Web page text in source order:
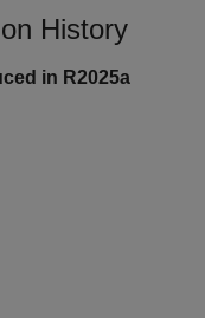
History
in R2025a